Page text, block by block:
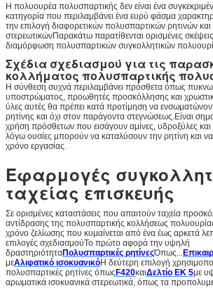
Η πολυουρέα πολυσπαρτικής δεν είναι ένα
κατηγορία που περιλαμβάνει ένα ευρύ φάσμα
την επιλογή διαφορετικών πολυσπαρτικών ρητινών και
στερεωτικώνΠαρακάτω παρατίθενται ορισμένες
διαμόρφωση πολυσπαρτικών συγκολλητικών
Σχέδια σχεδιασμού για τις
κολλήματος πολυσπαρτικής
Η σύνθεση συχνά περιλαμβάνει πρόσθετα όπως
υποστρώματος, προωθητές προσκόλλησης και
ύλες αυτές θα πρέπει κατά προτίμηση να
ρητίνης και όχι στον παράγοντα στεγνώσεως.Είναι
χρήση πρόσθετων που εισάγουν αμίνες, υδροξύλες και
λόγω ουσίες μπορούν να καταλύσουν την ρητίνη και
χρόνο εργασίας.
Εφαρμογές
ταχείας επισκευής
Σε ορισμένες καταστάσεις που απαιτούν ταχεία
αντίδρασης της πολυσπαρτικής κολλήσεως
χρόνο ζελίωσης που κυμαίνεται από ένα έως αρκετά
επιλογές σχεδιασμούΤο πρώτο αφορά την υψηλή
δραστηριότηταΠολυσπαρτικές ρητίνεςΌπως...
μεΑλιφατικό ισοκυανικόΗ δεύτερη επιλογή
πολυσπαρτικές ρητίνες όπωςF420καιΔελτίο ΕΚ 5με
αρωματικά ισοκυανικά στερεωτικά, όπως τα